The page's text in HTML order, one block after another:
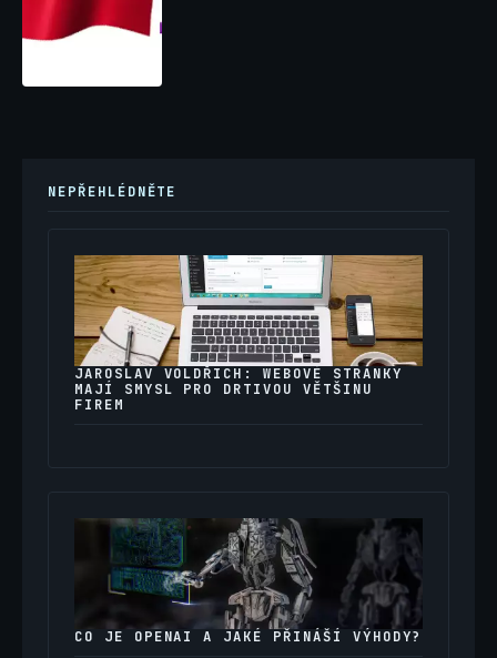
NEPŘEHLÉDNĚTE
JAROSLAV VOLDŘICH: WEBOVÉ STRÁNKY
MAJÍ SMYSL PRO DRTIVOU VĚTŠINU
FIREM
CO JE OPENAI A JAKÉ PŘINÁŠÍ VÝHODY?